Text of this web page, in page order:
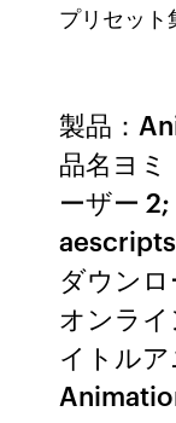
プリセット
製品：
品名ヨ
ーザー
aescripts
ダウンロ
オンラ
イトル